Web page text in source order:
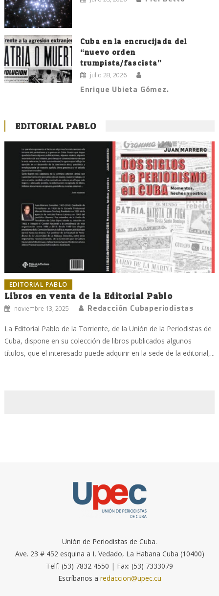
Cuba en la encrucijada del
“nuevo orden
trumpista/fascista”
julio 28, 2026
Enrique Ubieta Gómez.
EDITORIAL PABLO
EDITORIAL PABLO
Libros en venta de la Editorial Pablo
noviembre 13, 2025 Redacción Cubaperiodistas
La Editorial Pablo de la Torriente, de la Unión de la Periodistas de
Cuba, dispone en su colección de libros publicados algunos
títulos, que el interesado puede adquirir en la sede de la editorial,...
Unión de Periodistas de Cuba.
Ave. 23 # 452 esquina a I, Vedado, La Habana Cuba (10400)
Telf. (53) 7832 4550 | Fax: (53) 7333079
Escríbanos a redaccion@upec.cu